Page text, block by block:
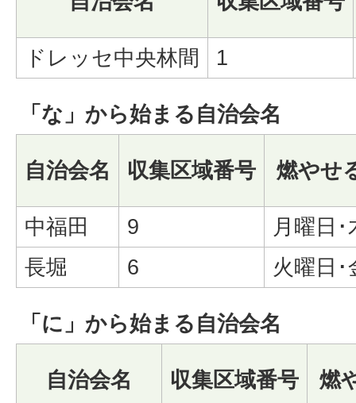
ドレッセ中央林間 1
「な」から始まる自治会名
自治会名 収集区域番号 燃やせ
中福田 9
月曜日･
長堀
6 火曜日･
「に」から始まる自治会名
自治会名 収集区域番号 燃